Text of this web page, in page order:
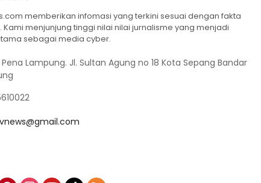
memberikan infomasi yang terkini sesuai dengan fakta
Kami menjunjung tinggi nilai nilai jurnalisme yang menjadi
sebagai media cyber.
Lampung. Jl. Sultan Agung no 18 Kota Sepang Bandar